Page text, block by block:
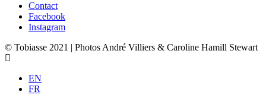
Contact
Facebook
Instagram
© Tobiasse 2021 | Photos André Villiers & Caroline Hamill Stewart
EN
FR